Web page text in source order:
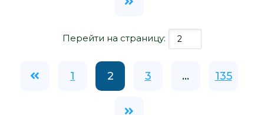
Перейти на страницу:
1 2 3 ... 135